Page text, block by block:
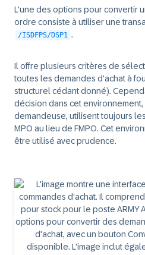
L'une des options pour convertir
ordre consiste à utiliser une
/ISDFPS/DSP1 .
Il offre plusieurs critères de
toutes les demandes d'achat à
structurel cédant donné).
décision dans cet environnement,
demandeuse, utilisent toujours
MPO au lieu de FMPO. Cet
être utilisé avec prudence.